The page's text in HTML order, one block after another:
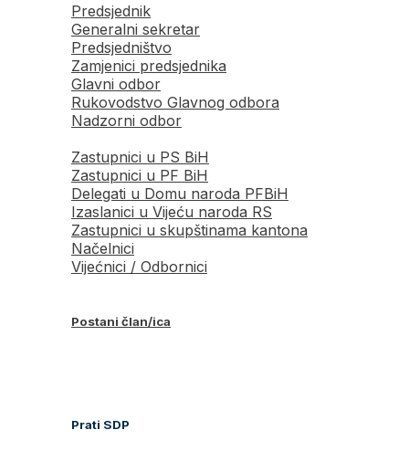
Predsjednik
Generalni sekretar
Predsjedništvo
Zamjenici predsjednika
Glavni odbor
Rukovodstvo Glavnog odbora
Nadzorni odbor
Zastupnici u PS BiH
Zastupnici u PF BiH
Delegati u Domu naroda PFBiH
Izaslanici u Vijeću naroda RS
Zastupnici u skupštinama kantona
Načelnici
Vijećnici / Odbornici
Postani član/ica
Prati SDP